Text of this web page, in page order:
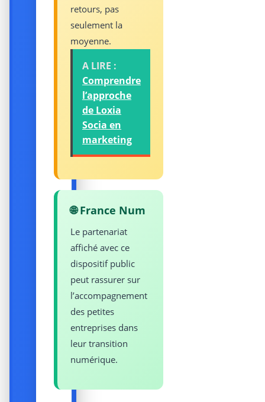
retours, pas
seulement la
moyenne.
A LIRE :
Comprendre
l’approche
de Loxia
Socia en
marketing
🌐 France Num
Le partenariat
affiché avec ce
dispositif public
peut rassurer sur
l’accompagnement
des petites
entreprises dans
leur transition
numérique.